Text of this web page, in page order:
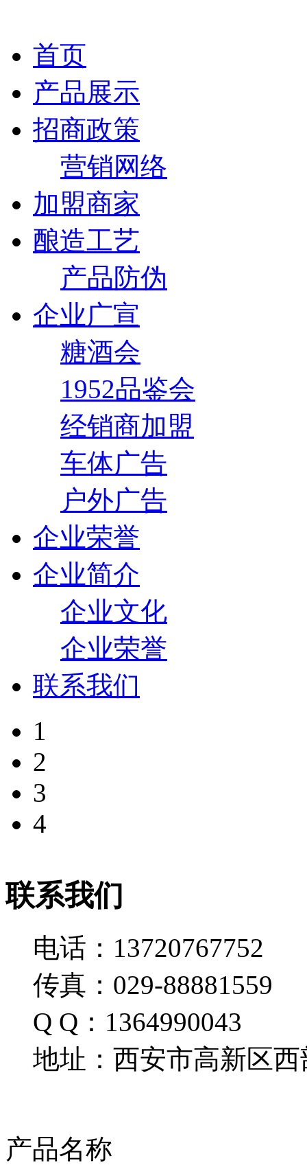
首页
产品展示
招商政策
营销网络
加盟商家
酿造工艺
产品防伪
企业广宣
糖酒会
1952品鉴会
经销商加盟
车体广告
户外广告
企业荣誉
企业简介
企业文化
企业荣誉
联系我们
1
2
3
4
联系我们
电话：13720767752
传真：029-88881559
Q Q：1364990043
地址：西安市高新区西
产品名称